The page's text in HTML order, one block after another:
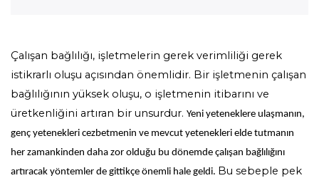
Çalışan bağlılığı, işletmelerin gerek verimliliği gerek
istikrarlı oluşu açısından önemlidir. Bir işletmenin çalışan
bağlılığının yüksek oluşu, o işletmenin itibarını ve
üretkenliğini artıran bir unsurdur. Yeni yeteneklere ulaşmanın,
genç yetenekleri cezbetmenin ve mevcut yetenekleri elde tutmanın
her zamankinden daha zor olduğu bu dönemde çalışan bağlılığını
artıracak yöntemler de gittikçe önemli hale geldi. Bu sebeple pek